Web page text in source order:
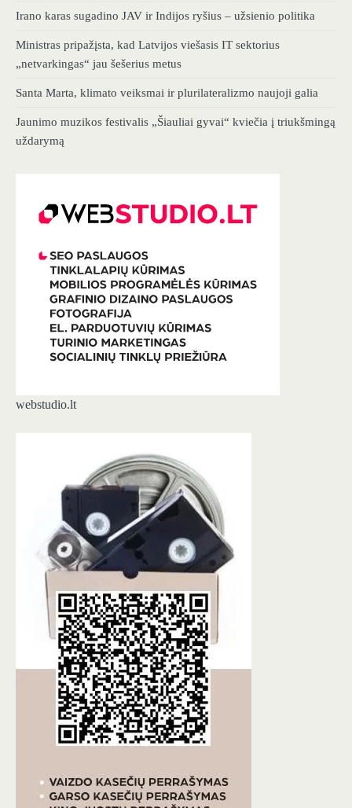
Irano karas sugadino JAV ir Indijos ryšius – užsienio politika
Ministras pripažįsta, kad Latvijos viešasis IT sektorius
„netvarkingas“ jau šešerius metus
Santa Marta, klimato veiksmai ir plurilateralizmo naujoji galia
Jaunimo muzikos festivalis „Šiauliai gyvai“ kviečia į triukšmingą
uždarymą
webstudio.lt